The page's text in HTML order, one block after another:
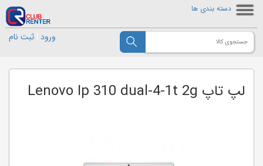
دسته بندی ها
ورود ثبت نام
لپ تاپ Lenovo Ip 310 dual-4-1t 2g